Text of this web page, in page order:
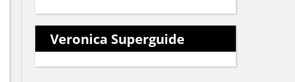
Veronica Superguide